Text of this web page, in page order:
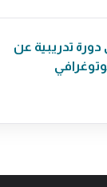
دورة تدريبية عن